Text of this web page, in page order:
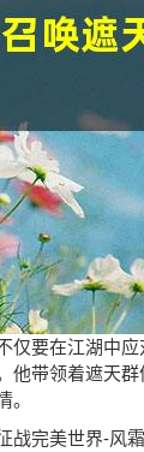
仅要在江湖中
他带领着遮天
。
战完美世界-风